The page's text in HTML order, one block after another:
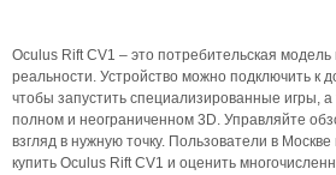
Oculus Rift CV1 – это потребительская
реальности. Устройство можно подключить к
чтобы запустить специализированные игры,
полном и неограниченном 3D. Управляйте
взгляд в нужную точку. Пользователи в
купить Oculus Rift CV1 и оценить